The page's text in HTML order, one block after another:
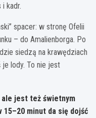
kadr.
spacer: w stronę Ofelii
– do Amalienborga. Po
siedzą na krawędziach
lody. To nie jest
ale jest też świetnym
15–20 minut da się dojść